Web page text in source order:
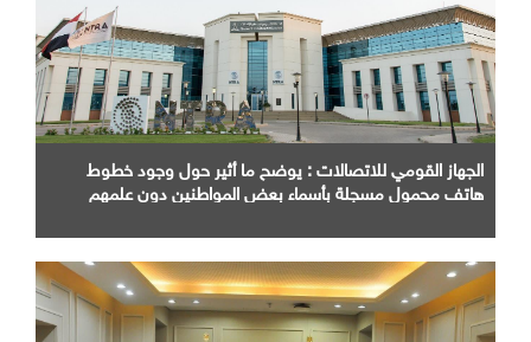
الجهاز القومي للاتصالات : يوضح ما أثير حول وجود خطوط
هاتف محمول مسجلة بأسماء بعض المواطنين دون علمهم